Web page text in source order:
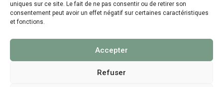
uniques sur ce site. Le fait de ne pas consentir ou de retirer son
consentement peut avoir un effet négatif sur certaines caractéristiques
et fonctions.
Accepter
Refuser
LE CEPAM EST HÉBERGÉ PAR